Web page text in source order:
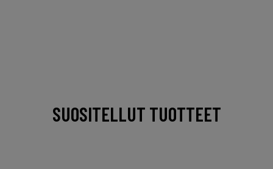
SUOSITELLUT TUOTTEET